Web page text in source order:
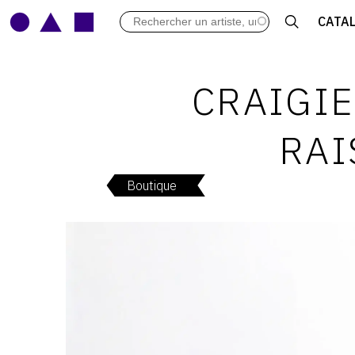
ARCHIVES DES EXPOSITIONS
LEXIQUE ARTISTIQUE
Boutique